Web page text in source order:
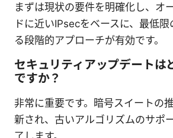
まずは現状の要件を明確化し、オ
ドに近いIPsecをベースに、最低
る段階的アプローチが有効です。
セキュリティアップデートは
ですか？
非常に重要です。暗号スイートの
新され、古いアルゴリズムのサポ